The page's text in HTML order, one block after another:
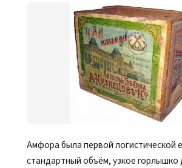
Амфора была первой логистической
стандартный объём, узкое горлышко